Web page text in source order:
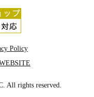
Policy
All rights reserved.